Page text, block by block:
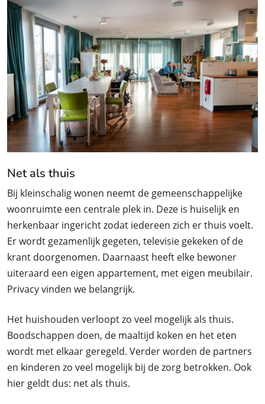
Net als thuis
Bij kleinschalig wonen neemt de gemeenschappelijke
woonruimte een centrale plek in. Deze is huiselijk en
herkenbaar ingericht zodat iedereen zich er thuis voelt.
Er wordt gezamenlijk gegeten, televisie gekeken of de
krant doorgenomen. Daarnaast heeft elke bewoner
uiteraard een eigen appartement, met eigen meubilair.
Privacy vinden we belangrijk.
Het huishouden verloopt zo veel mogelijk als thuis.
Boodschappen doen, de maaltijd koken en het eten
wordt met elkaar geregeld. Verder worden de partners
en kinderen zo veel mogelijk bij de zorg betrokken. Ook
hier geldt dus: net als thuis.